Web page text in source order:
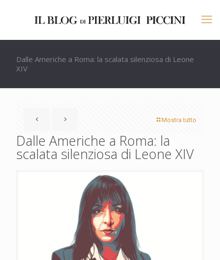
Dalle Americhe a Roma: la scalata silenziosa di Leone
XIV
Mostra tutto
Dalle Americhe a Roma: la
scalata silenziosa di Leone XIV